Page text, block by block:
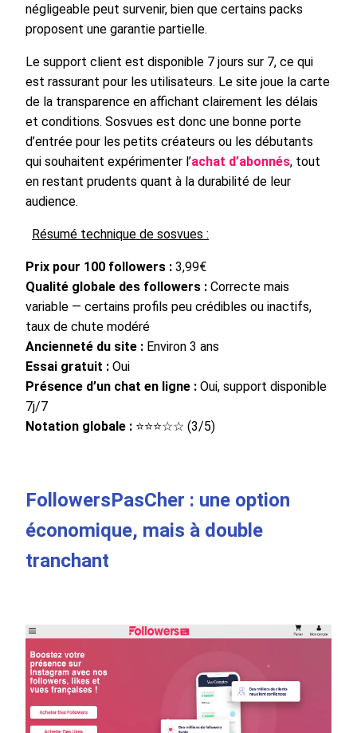
négligeable peut survenir, bien que certains packs
proposent une garantie partielle.
Le support client est disponible 7 jours sur 7, ce qui
est rassurant pour les utilisateurs. Le site joue la carte
de la transparence en affichant clairement les délais
et conditions. Sosvues est donc une bonne porte
d’entrée pour les petits créateurs ou les débutants
qui souhaitent expérimenter l’achat d’abonnés, tout
en restant prudents quant à la durabilité de leur
audience.
Résumé technique de sosvues :
Prix pour 100 followers : 3,99€
Qualité globale des followers : Correcte mais
variable — certains profils peu crédibles ou inactifs,
taux de chute modéré
Ancienneté du site : Environ 3 ans
Essai gratuit : Oui
Présence d’un chat en ligne : Oui, support disponible
7j/7
Notation globale : ⭐⭐⭐☆☆ (3/5)
FollowersPasCher : une option
économique, mais à double
tranchant